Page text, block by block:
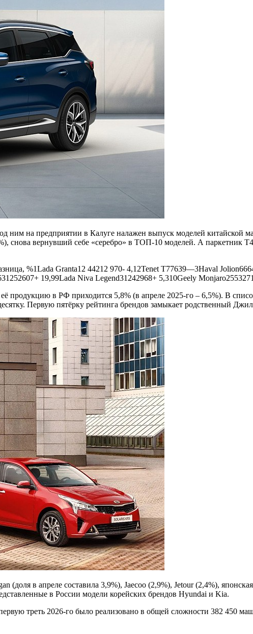
ним на предприятии в Калуге налажен выпуск моделей китайской
снова вернувший себе «серебро» в ТОП-10 моделей. А паркетник
%1Lada Granta12 44212 970- 4,12Tenet T77639—3Haval
19,99Lada Niva Legend31242968+ 5,310Geely
продукцию в РФ приходится 5,8% (в апреле 2025-го – 6,5%). В
Первую пятёрку рейтинга брендов замыкает родственный
(доля в апреле составила 3,9%), Jaecoo (2,9%), Jetour (2,4%),
в России модели корейских брендов Hyundai и Kia.
треть 2026-го было реализовано в общей сложности 382 450